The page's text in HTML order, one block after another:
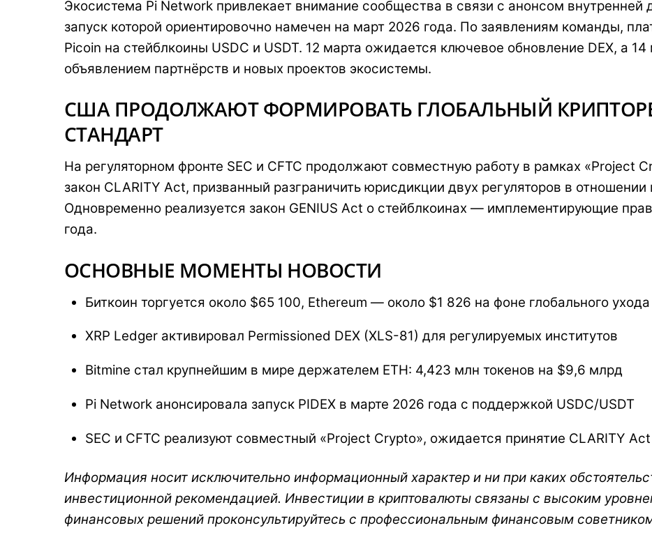
Экосистема Pi Network привлекает внимание сообщества в связи с анонсом внутренней
запуск которой ориентировочно намечен на март 2026 года. По заявлениям команды,
Picoin на стейблкоины USDC и USDT. 12 марта ожидается ключевое обновление DEX, а
объявлением партнёрств и новых проектов экосистемы.
США ПРОДОЛЖАЮТ ФОРМИРОВАТЬ ГЛОБАЛЬНЫЙ
СТАНДАРТ
На регуляторном фронте SEC и CFTC продолжают совместную работу в рамках «Project
закон CLARITY Act, призванный разграничить юрисдикции двух регуляторов в
Одновременно реализуется закон GENIUS Act о стейблкоинах — имплементирующие
года.
ОСНОВНЫЕ МОМЕНТЫ НОВОСТИ
Биткоин торгуется около $65 100, Ethereum — около $1 826 на фоне глобального ухода
XRP Ledger активировал Permissioned DEX (XLS-81) для регулируемых институтов
Bitmine стал крупнейшим в мире держателем ETH: 4,423 млн токенов на $9,6 млрд
Pi Network анонсировала запуск PIDEX в марте 2026 года с поддержкой USDC/USDT
SEC и CFTC реализуют совместный «Project Crypto», ожидается принятие CLARITY Act
Информация носит исключительно информационный характер и ни при каких
инвестиционной рекомендацией. Инвестиции в криптовалюты связаны с высоким
финансовых решений проконсультируйтесь с профессиональным финансовым